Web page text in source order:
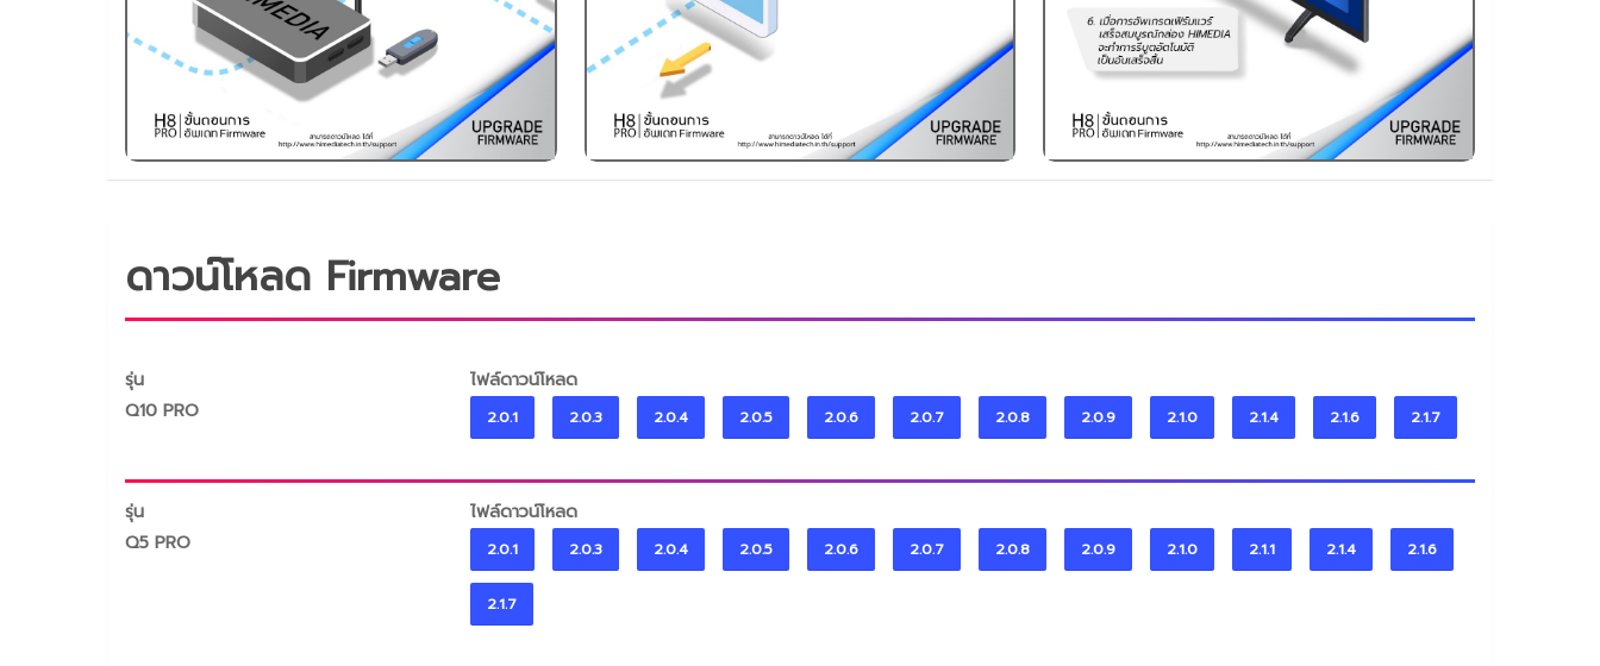
ดาวน์โหลด Firmware
รุ่น
Q10 PRO
ไฟล์ดาวน์โหลด
2.0.1 2.0.3 2.0.4 2.0.5 2.0.6 2.0.7 2.0.8 2.0.9 2.1.0 2.1.4 2.1.6 2.1.7
รุ่น
Q5 PRO
ไฟล์ดาวน์โหลด
2.0.1 2.0.3 2.0.4 2.0.5 2.0.6 2.0.7 2.0.8 2.0.9 2.1.0 2.1.1 2.1.4 2.1.6
2.1.7